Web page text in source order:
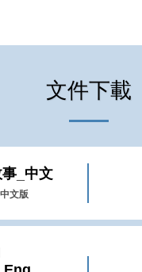
文件下載
_中文
文版